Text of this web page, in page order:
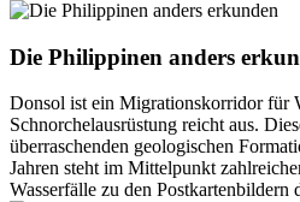
Die Philippinen anders
Donsol ist ein Migrationskorridor für
Schnorchelausrüstung reicht aus.
überraschenden geologischen
Jahren steht im Mittelpunkt
Wasserfälle zu den